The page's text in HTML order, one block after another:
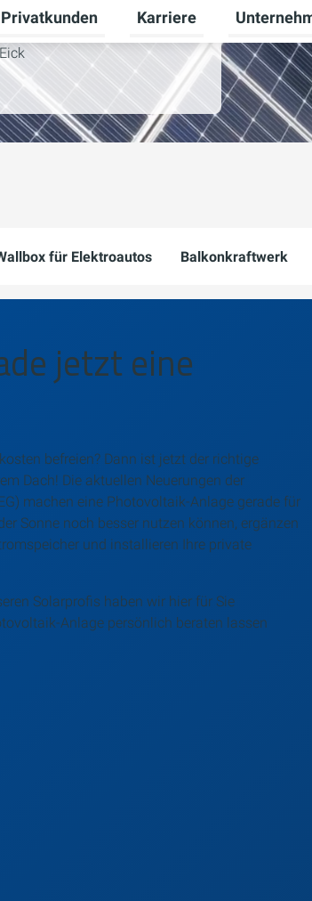
für Erneuerbare Energien
Privatkunden
Untermenü für
Karriere
Untermenü
für Elektroautos Balkonkraftwerk
jetzt eine
befreien? Dann ist jetzt der richtige
Dach! Die aktuellen Neuerungen der
machen eine Photovoltaik-Anlage gerade für
Sonne noch besser nutzen können, ergänzen
und installieren Ihre private
Solarprofis haben wir hier für Sie
Anlage persönlich beraten lassen